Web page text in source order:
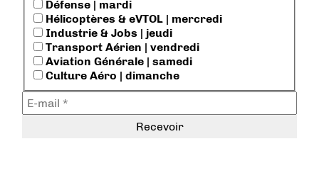
Défense | mardi
Hélicoptères & eVTOL | mercredi
Industrie & Jobs | jeudi
Transport Aérien | vendredi
Aviation Générale | samedi
Culture Aéro | dimanche